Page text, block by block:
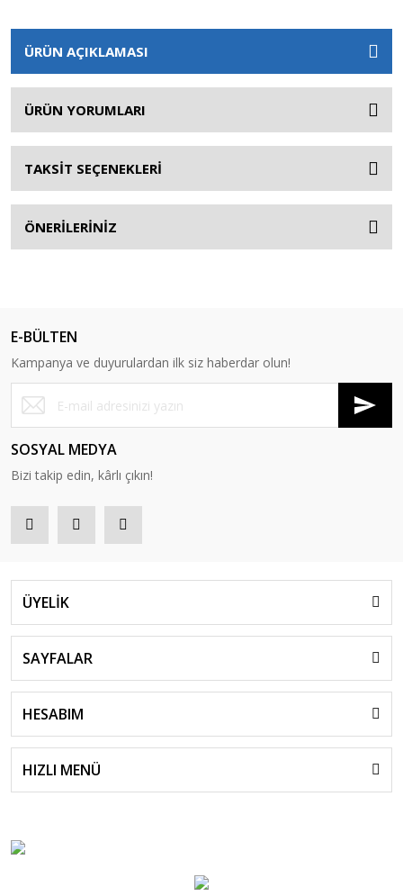
ÜRÜN AÇIKLAMASI
ÜRÜN YORUMLARI
TAKSİT SEÇENEKLERİ
ÖNERİLERİNİZ
E-BÜLTEN
Kampanya ve duyurulardan ilk siz haberdar olun!
SOSYAL MEDYA
Bizi takip edin, kârlı çıkın!
ÜYELİK
SAYFALAR
HESABIM
HIZLI MENÜ